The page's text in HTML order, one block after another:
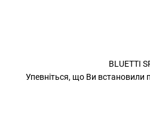
BLUETTI
Упевніться, що Ви встановили